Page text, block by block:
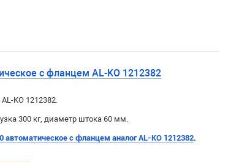
с фланцем AL-KO 1212382
KO 1212382.
300 кг, диаметр штока 60 мм.
автоматическое с фланцем аналог AL-KO 1212382.